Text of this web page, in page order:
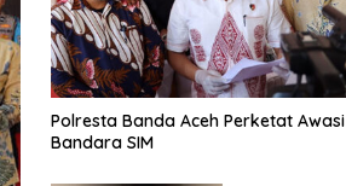
Polresta Banda Aceh Perketat Awasi
Bandara SIM